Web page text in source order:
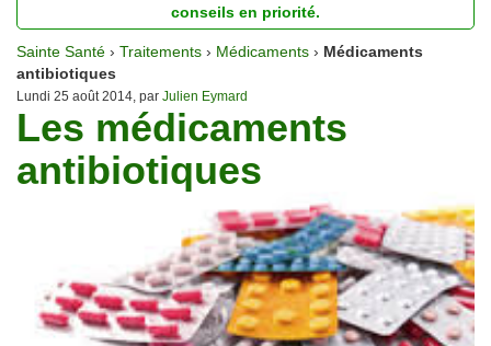
Homéopathie
Nutrition
Pathologie
Psychologie
conseils en priorité.
Sainte Santé › Traitements › Médicaments › Médicaments
antibiotiques
Lundi 25 août 2014, par Julien Eymard
Les médicaments
antibiotiques